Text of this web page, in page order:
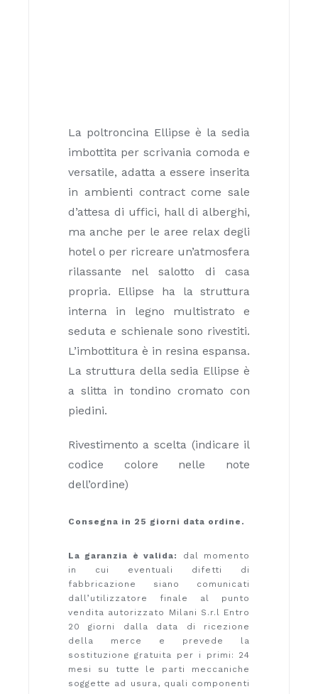
La poltroncina Ellipse è la sedia
imbottita per scrivania comoda e
versatile, adatta a essere inserita
in ambienti contract come sale
d’attesa di uffici, hall di alberghi,
ma anche per le aree relax degli
hotel o per ricreare un’atmosfera
rilassante nel salotto di casa
propria. Ellipse ha la struttura
interna in legno multistrato e
seduta e schienale sono rivestiti.
L’imbottitura è in resina espansa.
La struttura della sedia Ellipse è
a slitta in tondino cromato con
piedini.
Rivestimento a scelta (indicare il
codice colore nelle note
dell’ordine)
Consegna in 25 giorni data ordine.
La garanzia è valida:
dal momento
in cui eventuali difetti di
fabbricazione siano comunicati
dall’utilizzatore finale al punto
vendita autorizzato Milani S.r.l Entro
20 giorni dalla data di ricezione
della merce e prevede la
sostituzione gratuita per i primi: 24
mesi su tutte le parti meccaniche
soggette ad usura, quali componenti